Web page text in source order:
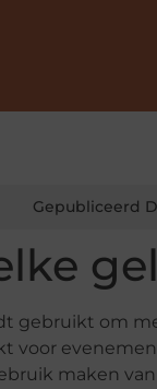
Gepubliceerd
gebruikt om
voor
maken